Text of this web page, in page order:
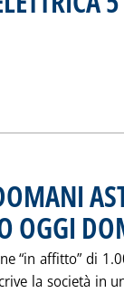
ELETTRICA
OGGI
“in affitto” di
la società in